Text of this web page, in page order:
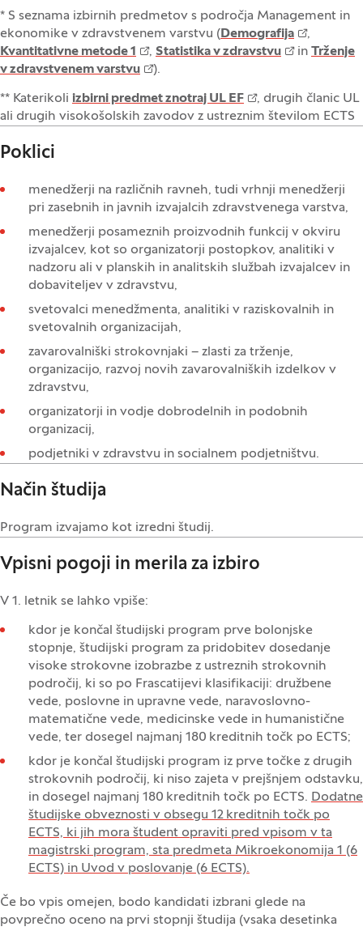
* S seznama izbirnih predmetov s področja Management in
ekonomike v zdravstvenem varstvu ( Demografija
,
Kvantitativne metode 1
, Statistika v zdravstvu in Trženje
v zdravstvenem varstvu
).
** Katerikoli izbirni predmet znotraj UL EF
, drugih članic UL
ali drugih visokošolskih zavodov z ustreznim številom ECTS
Poklici
menedžerji na različnih ravneh, tudi vrhnji menedžerji
pri zasebnih in javnih izvajalcih zdravstvenega varstva,
menedžerji posameznih proizvodnih funkcij v okviru
izvajalcev, kot so organizatorji postopkov, analitiki v
nadzoru ali v planskih in analitskih službah izvajalcev in
dobaviteljev v zdravstvu,
svetovalci menedžmenta, analitiki v raziskovalnih in
svetovalnih organizacijah,
zavarovalniški strokovnjaki – zlasti za trženje,
organizacijo, razvoj novih zavarovalniških izdelkov v
zdravstvu,
organizatorji in vodje dobrodelnih in podobnih
organizacij,
podjetniki v zdravstvu in socialnem podjetništvu.
Način študija
Program izvajamo kot izredni študij.
Vpisni pogoji in merila za izbiro
V 1. letnik se lahko vpiše:
kdor je končal študijski program prve bolonjske
stopnje, študijski program za pridobitev dosedanje
visoke strokovne izobrazbe z ustreznih strokovnih
področij, ki so po Frascatijevi klasifikaciji: družbene
vede, poslovne in upravne vede, naravoslovno-
matematične vede, medicinske vede in humanistične
vede, ter dosegel najmanj 180 kreditnih točk po ECTS;
kdor je končal študijski program iz prve točke z drugih
strokovnih področij, ki niso zajeta v prejšnjem odstavku,
in dosegel najmanj 180 kreditnih točk po ECTS. Dodatne
študijske obveznosti v obsegu 12 kreditnih točk po
ECTS, ki jih mora študent opraviti pred vpisom v ta
magistrski program, sta predmeta Mikroekonomija 1 (6
ECTS) in Uvod v poslovanje (6 ECTS).
Če bo vpis omejen, bodo kandidati izbrani glede na
povprečno oceno na prvi stopnji študija (vsaka desetinka